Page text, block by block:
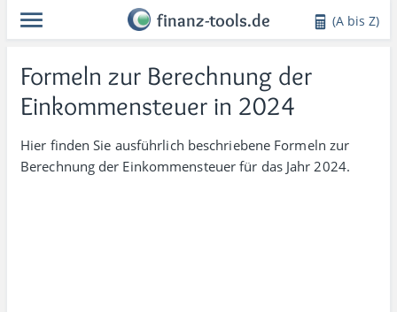
finanz-tools.de (A bis Z)
Formeln zur Berechnung der
Einkommensteuer in 2024
Hier finden Sie ausführ­lich beschriebene Formeln zur
Berech­nung der Einkommen­steuer für das Jahr 2024.